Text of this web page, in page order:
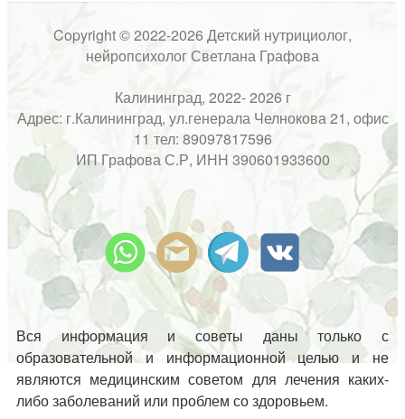
Copyright © 2022-2026 Детский нутрициолог,
нейропсихолог Светлана Графова
Калининград, 2022- 2026 г
Адрес: г.Калининград, ул.генерала Челнокова 21, офис
11 тел: 89097817596
ИП Графова С.Р, ИНН 390601933600
Вся информация и советы даны только с
образовательной и информационной целью и не
являются медицинским советом для лечения каких-
либо заболеваний или проблем со здоровьем.